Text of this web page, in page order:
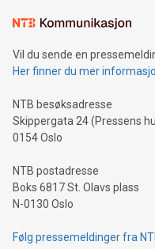
Vil du sende en
Her finner du mer
NTB besøksadresse
Skippergata 24 (Pressens
0154 Oslo
NTB postadresse
Boks 6817 St. Olavs plass
N-0130 Oslo
Følg pressemeldinger fra